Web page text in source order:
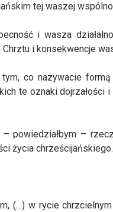
tej waszej
i wasza
i konsekwencje
co nazywacie
te oznaki dojrzałości
powiedziałbym –
życia chrześcijańskiego.
(…) w rycie